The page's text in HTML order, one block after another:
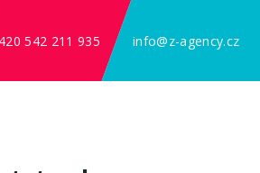
542 211 935 info@z-agency.cz